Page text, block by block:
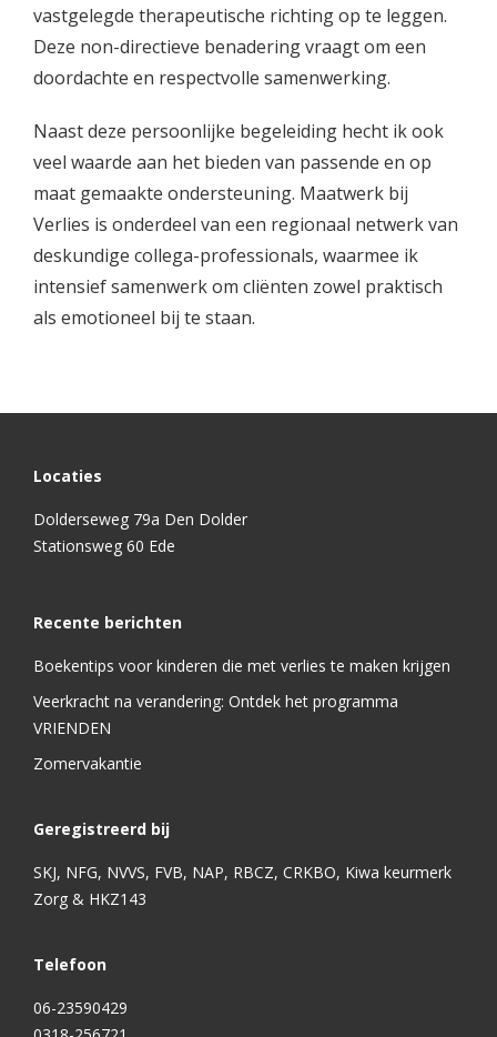
vastgelegde therapeutische richting op te leggen.
Deze non-directieve benadering vraagt om een
doordachte en respectvolle samenwerking.
Naast deze persoonlijke begeleiding hecht ik ook
veel waarde aan het bieden van passende en op
maat gemaakte ondersteuning. Maatwerk bij
Verlies is onderdeel van een regionaal netwerk van
deskundige collega-professionals, waarmee ik
intensief samenwerk om cliënten zowel praktisch
als emotioneel bij te staan.
Locaties
Dolderseweg 79a Den Dolder
Stationsweg 60 Ede
Recente berichten
Boekentips voor kinderen die met verlies te maken krijgen
Veerkracht na verandering: Ontdek het programma
VRIENDEN
Zomervakantie
Geregistreerd bij
SKJ, NFG, NVVS, FVB, NAP, RBCZ, CRKBO, Kiwa keurmerk
Zorg & HKZ143
Telefoon
06-23590429